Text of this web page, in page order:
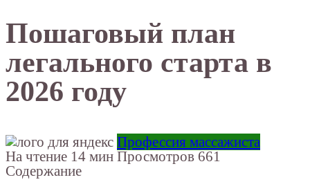
Пошаговый план
легального старта в
2026 году
Профессия массажиста
На чтение 14 мин Просмотров 661
Содержание